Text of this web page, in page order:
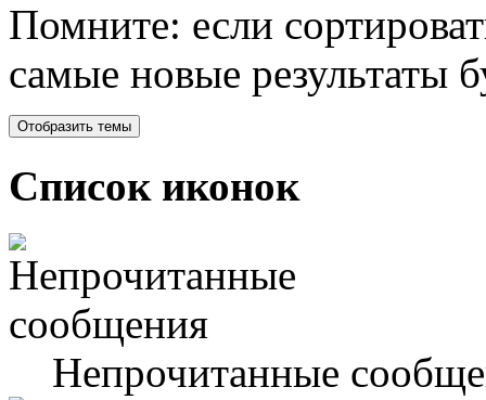
Помните: если
самые новые результаты
Список иконок
Непрочитанные